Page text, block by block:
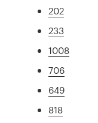
202
233
1008
706
649
818